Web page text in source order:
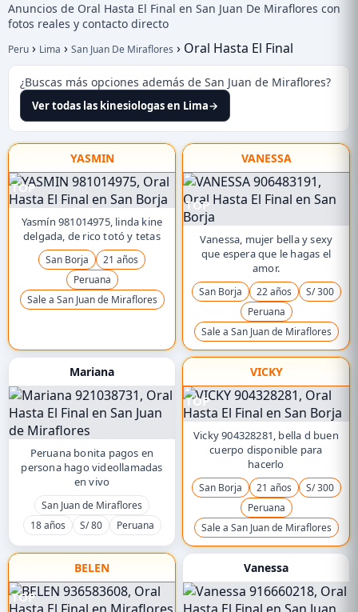
Anuncios de Oral Hasta El Final en San Juan De Miraflores con
fotos reales y contacto directo
Peru › Lima › San Juan De Miraflores › Oral Hasta El Final
¿Buscas más opciones además de San Juan de Miraflores?
Ver todas las kinesiologas en Lima→
YASMIN
TOP
Yasmín 981014975, linda kine
delgada, de rico totó y tetas
San Borja
21 años
Peruana
Sale a San Juan de Miraflores
VANESSA
TOP
Vanessa, mujer bella y sexy
que espera que le hagas el
amor.
San Borja 22 años
S/ 300
Peruana
Sale a San Juan de Miraflores
Mariana
Peruana bonita pagos en
persona hago videollamadas
en vivo
San Juan de Miraflores
18 años
S/ 80 Peruana
VICKY
TOP
Vicky 904328281, bella d buen
cuerpo disponible para
hacerlo
San Borja 21 años
S/ 300
Peruana
Sale a San Juan de Miraflores
BELEN
TOP
Vanessa